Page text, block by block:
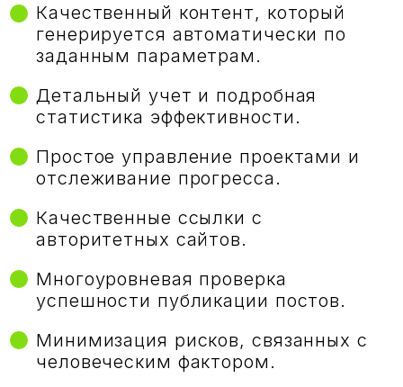
Качественный контент, который
генерируется автоматически по
заданным параметрам.
Детальный учет и подробная
статистика эффективности.
Простое управление проектами и
отслеживание прогресса.
Качественные ссылки с
авторитетных сайтов.
Многоуровневая проверка
успешности публикации постов.
Минимизация рисков, связанных с
человеческим фактором.